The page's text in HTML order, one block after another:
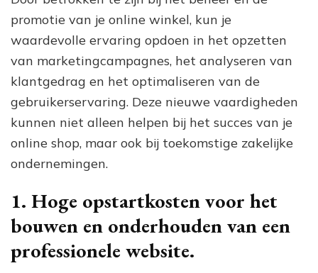
promotie van je online winkel, kun je
waardevolle ervaring opdoen in het opzetten
van marketingcampagnes, het analyseren van
klantgedrag en het optimaliseren van de
gebruikerservaring. Deze nieuwe vaardigheden
kunnen niet alleen helpen bij het succes van je
online shop, maar ook bij toekomstige zakelijke
ondernemingen.
1. Hoge opstartkosten voor het
bouwen en onderhouden van een
professionele website.